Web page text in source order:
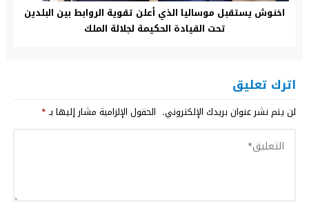
اخنوش يستقبل موساليا الذي أعلن تقوية الروابط بين البلدين
تحت القيادة الحكيمة لجلالة الملك
اترك تعليق
لن يتم نشر عنوان بريدك الإلكتروني. الحقول الإلزامية مشار إليها بـ*